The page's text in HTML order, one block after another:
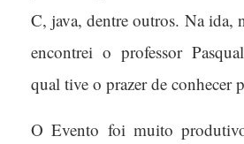
C, java, dentre outros. Na ida,
encontrei o professor
qual tive o prazer de conhecer
O Evento foi muito